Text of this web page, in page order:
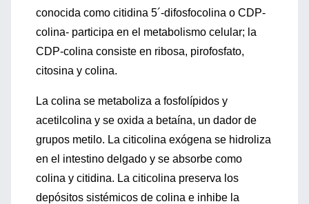
conocida como citidina 5´-difosfocolina o CDP-
colina- participa en el metabolismo celular; la
CDP-colina consiste en ribosa, pirofosfato,
citosina y colina.
La colina se metaboliza a fosfolípidos y
acetilcolina y se oxida a betaína, un dador de
grupos metilo. La citicolina exógena se hidroliza
en el intestino delgado y se absorbe como
colina y citidina. La citicolina preserva los
depósitos sistémicos de colina e inhibe la